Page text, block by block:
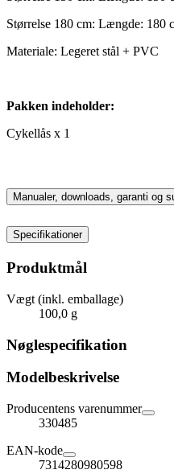
Størrelse 180 cm: Længde: 180
Materiale: Legeret stål + PVC
Pakken indeholder:
Cykellås x 1
Manualer, downloads, garanti og
Specifikationer
Produktmål
Vægt (inkl. emballage)
100,0 g
Nøglespecifikation
Modelbeskrivelse
Producentens varenummer
330485
EAN-kode
7314280980598